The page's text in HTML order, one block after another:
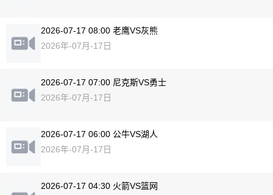
2026-07-17 08:00 老鹰VS灰熊
2026年-07月-17日
2026-07-17 07:00 尼克斯VS勇士
2026年-07月-17日
2026-07-17 06:00 公牛VS湖人
2026年-07月-17日
2026-07-17 04:30 火箭VS篮网